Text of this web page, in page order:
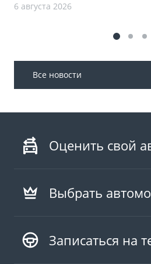
6 августа 2026
Все новости
Оценить свой
Выбрать
Записаться на